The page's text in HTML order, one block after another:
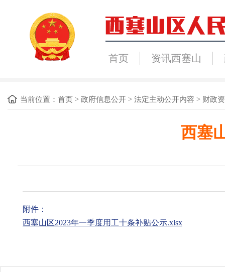
首页 资讯西塞山
当前位置： 首页 > 政府信息公开 > 法定主动公开内容 > 财政
西塞
附件：
西塞山区2023年一季度用工十条补贴公示.xlsx